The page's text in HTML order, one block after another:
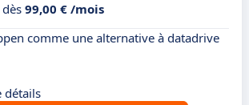
99,00 € /mois
comme une alternative à datadrive
détails